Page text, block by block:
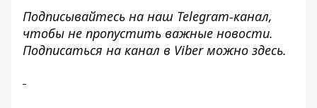
Подписывайтесь на наш Telegram-канал,
чтобы не пропустить важные новости.
Подписаться на канал в Viber можно здесь.